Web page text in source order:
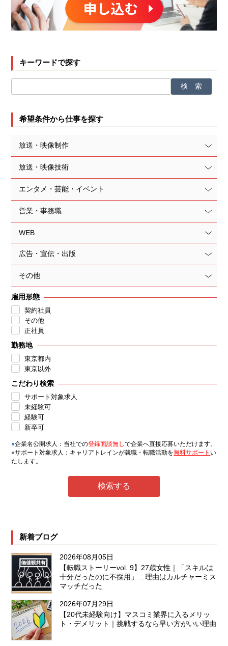
キーワードで探す
希望条件から仕事を探す
放送・映像制作
放送・映像技術
エンタメ・芸能・イベント
営業・事務職
WEB
広告・宣伝・出版
その他
雇用形態
契約社員
その他
正社員
勤務地
東京都内
東京以外
こだわり検索
サポート対象求人
未経験可
経験可
新卒可
●企業名公開求人：当社での登録面談無しで企業へ直接応募いただけます。
●サポート対象求人：キャリアトレインが就職・転職活動を無料サポート い
たします。
新着ブログ
2026年08月05日
【転職ストーリーvol. 9】27歳女性｜「スキルは
十分だったのに不採用」…理由はカルチャーミス
マッチだった
2026年07月29日
【20代未経験向け】マスコミ業界に入るメリッ
ト・デメリット｜挑戦するなら早い方がいい理由